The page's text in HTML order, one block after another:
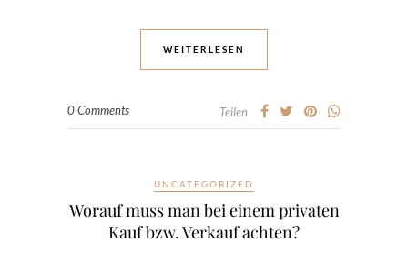
WEITERLESEN
0 Comments Teilen
UNCATEGORIZED
Worauf muss man bei einem privaten
Kauf bzw. Verkauf achten?